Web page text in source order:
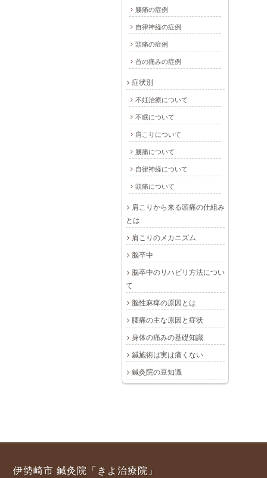
腰痛の症例
自律神経の症例
頭痛の症例
首の痛みの症例
症状別
不妊治療について
不眠について
肩こりについて
腰痛について
自律神経について
頭痛について
肩こりから来る頭痛の仕組み
とは
肩こりのメカニズム
脳卒中
脳卒中のリハビリ方法につい
て
脳性麻痺の原因とは
腰痛の主な原因と症状
身体の痛みの基礎知識
鍼施術は実は痛くない
鍼灸院の豆知識
伊勢崎市 鍼灸院「きよ治療院」